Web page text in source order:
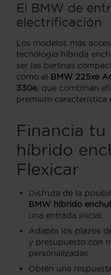
El BMW de
electrificación
Los modelos más
tecnología híbrida
ser las berlinas
como el BMW 225xe
330e , que combinan
premium característica
Financia tu
híbrido
Flexicar
Disfruta de la
BMW híbrido
una entrada inicial.
Adapta los plazos
y presupuesto con
personalizadas.
Obtén una